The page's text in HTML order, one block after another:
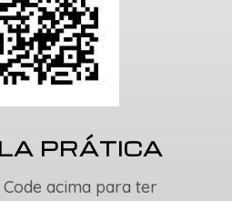
PRÁTICA
Code acima para ter